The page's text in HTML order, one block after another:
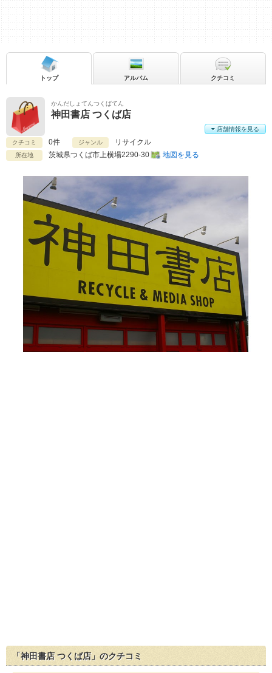
かんだしょてんつくばてん
神田書店 つくば店
クチコミ 0件 ジャンル リサイクル
所在地 茨城県つくば市上横場2290-30 地図を見る
店舗情報を見る
トップ アルバム クチコミ
「神田書店 つくば店」のクチコミ